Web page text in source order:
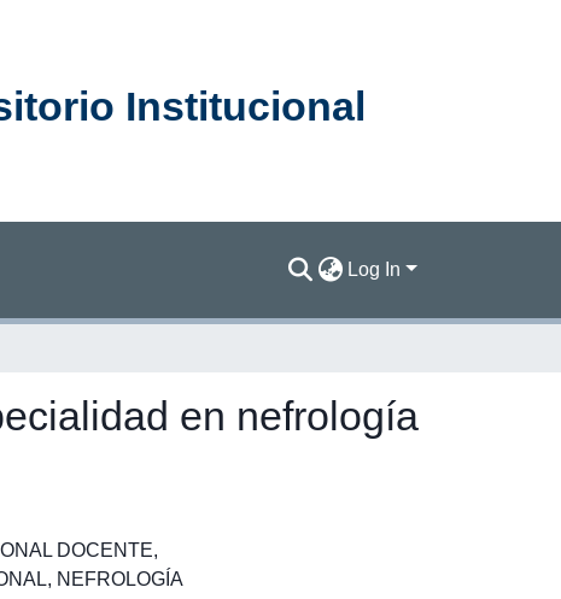
Institucional
Log In
en nefrología
DOCENTE,
, NEFROLOGÍA